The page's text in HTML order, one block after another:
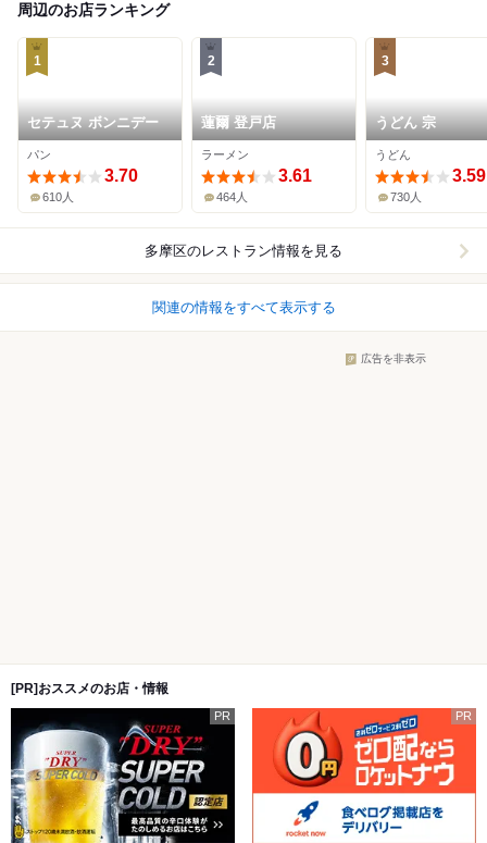
周辺のお店ランキング
1
セテュヌ ボンニデー
パン
3.70
610人
2
蓮爾 登戸店
ラーメン
3.61
464人
3
うどん 宗
うどん
3.59
730人
多摩区のレストラン情報を見る
関連の情報をすべて表示する
広告を非表示
[PR]おススメのお店・情報
PR PR